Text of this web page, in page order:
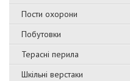
Пости охорони
Побутовки
Терасні перила
Шкільні верстаки